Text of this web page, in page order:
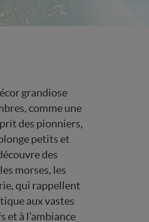
grandiose
comme une
des pionniers,
petits et
des
morses, les
qui rappellent
aux vastes
à l’ambiance